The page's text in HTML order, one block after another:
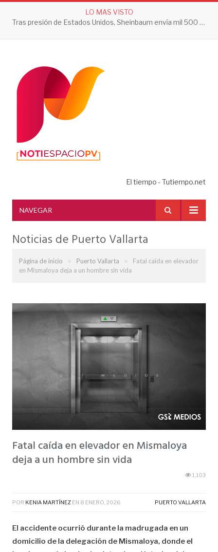
LO MAS VISTO
Tras presión de Estados Unidos, Sheinbaum envía mil 500 soldados a Michoacán
El tiempo - Tutiempo.net
NAVEGAR
Noticias de Puerto Vallarta
Página de inicio » Puerto Vallarta »
Fatal caída en elevador
en Mismaloya deja a un hombre sin vida
Fatal caída en elevador en Mismaloya
deja a un hombre sin vida
1,103
POR KENIA MARTÍNEZ EN 8 ENERO, 2026 PUERTO VALLARTA
El accidente ocurrió durante la madrugada en un
domicilio de la delegación de Mismaloya, donde el